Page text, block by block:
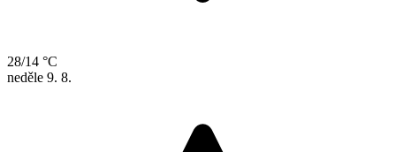
28/14 °C
neděle 9. 8.